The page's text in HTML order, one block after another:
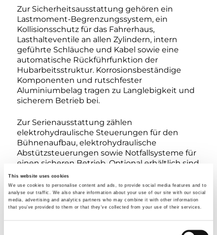
This website uses cookies
We use cookies to personalise content and ads, to provide social media features and to
analyse our traffic. We also share information about your use of our site with our social
media, advertising and analytics partners who may combine it with other information
that you’ve provided to them or that they’ve collected from your use of their services.
Zur Sicherheitsausstattung gehören ein
Lastmoment-Begrenzungssystem, ein
Kollisionsschutz für das Fahrerhaus,
Lasthalteventile an allen Zylindern, intern
geführte Schläuche und Kabel sowie eine
automatische Rückführfunktion der
Hubarbeitsstruktur. Korrosionsbeständige
Komponenten und rutschfester
Aluminiumbelag tragen zu Langlebigkeit und
sicherem Betrieb bei.
Zur Serienausstattung zählen
elektrohydraulische Steuerungen für den
Bühnenaufbau, elektrohydraulische
Abstützsteuerungen sowie Notfallsysteme für
einen sicheren Betrieb. Optional erhältlich sind
die automatische Abstützung vom Korb oder
vom Boden aus sowie zusätzliche Sicherheits-
und Komfortzubehörteile.